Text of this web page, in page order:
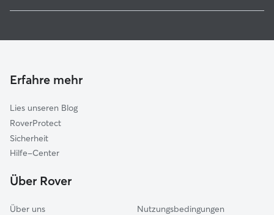
Buttstädt
Elxleben
Mellingen
Riechheimer Berg
Hundekindergarten in Nordkreis Weimar
Erfahre mehr
Lies unseren Blog
RoverProtect
Sicherheit
Hilfe-Center
Über Rover
Über uns
Nutzungsbedingungen